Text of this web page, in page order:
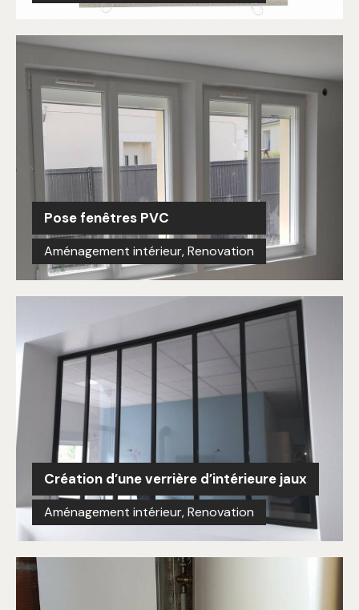
Pose fenêtres PVC
Aménagement intérieur,Renovation
Création d’une verrière d’intérieure jaux
Aménagement intérieur,Renovation